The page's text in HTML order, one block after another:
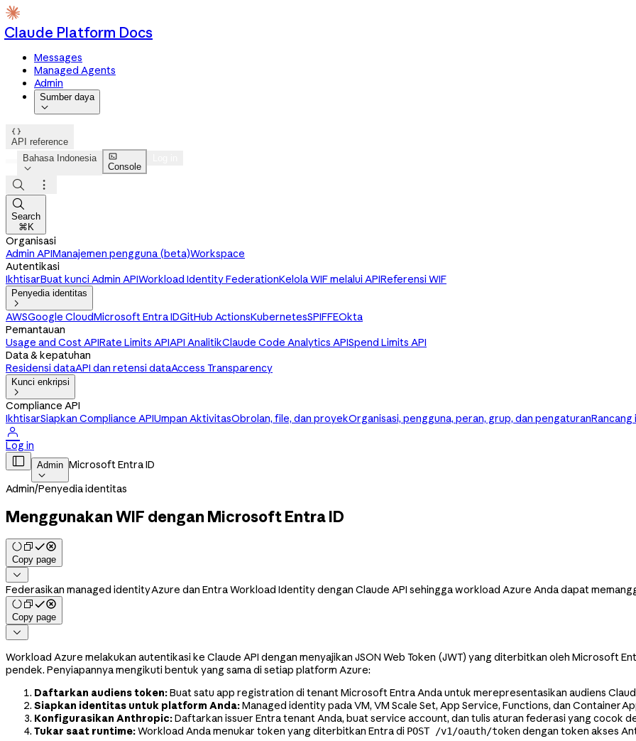
Claude Platform Docs
Messages
Managed Agents
Admin
Sumber daya


API reference
Bahasa Indonesia


Console



Search
⌘K
Organisasi
Admin APIManajemen pengguna (beta)Workspace
Autentikasi
IkhtisarBuat kunci Admin APIWorkload Identity FederationKelola WIF melalui APIReferensi WIF
Penyedia identitas

AWSGoogle CloudMicrosoft Entra IDGitHub ActionsKubernetesSPIFFEOkta
Pemantauan
Usage and Cost APIRate Limits APIAPI AnalitikClaude Code Analytics APISpend Limits API
Data & kepatuhan
Residensi dataAPI dan retensi dataAccess Transparency
Kunci enkripsi

Compliance API
IkhtisarSiapkan Compliance APIUmpan AktivitasObrolan, file, dan proyekOrganisasi, pengguna, peran, grup, dan pengaturan

Log in
 Admin

Microsoft Entra ID
Admin/Penyedia identitas
Menggunakan WIF dengan Microsoft Entra ID
Copy page

Federasikan managed identity Azure dan Entra Workload Identity dengan Claude API sehingga workload Azure Anda dapat
Copy page

Workload Azure melakukan autentikasi ke Claude API dengan menyajikan JSON Web Token (JWT) yang diterbitkan oleh Microsoft
pendek. Penyiapannya mengikuti bentuk yang sama di setiap platform Azure:
Daftarkan audiens token:Buat satu app registration di tenant Microsoft Entra Anda untuk merepresentasikan audiens
Siapkan identitas untuk platform Anda:Managed identity pada VM, VM Scale Set, App Service, Functions, dan Container
Konfigurasikan Anthropic:Daftarkan issuer Entra tenant Anda, buat service account, dan tulis aturan federasi yang cocok
Tukar saat runtime:Workload Anda menukar token yang diterbitkan Entra di POST /v1/oauth/tokendengan token akses